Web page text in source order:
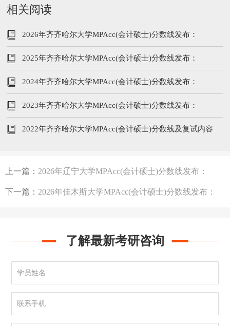
相关阅读
2026年齐齐哈尔大学MPAcc(会计硕士)分数线发布：
199/102/51
2025年齐齐哈尔大学MPAcc(会计硕士)分数线发布：
195/96/48
2024年齐齐哈尔大学MPAcc(会计硕士)分数线发布：
201/104/52
2023年齐齐哈尔大学MPAcc(会计硕士)分数线发布：
212/102/51
2022年齐齐哈尔大学MPAcc(会计硕士)分数线及复试内容
上一篇： 2026年辽宁大学MPAcc(会计硕士)分数线发布：
246/102/51
下一篇： 2026年佳木斯大学MPAcc(会计硕士)分数线发布：
了解最新考研咨询
学员姓名
联系手机